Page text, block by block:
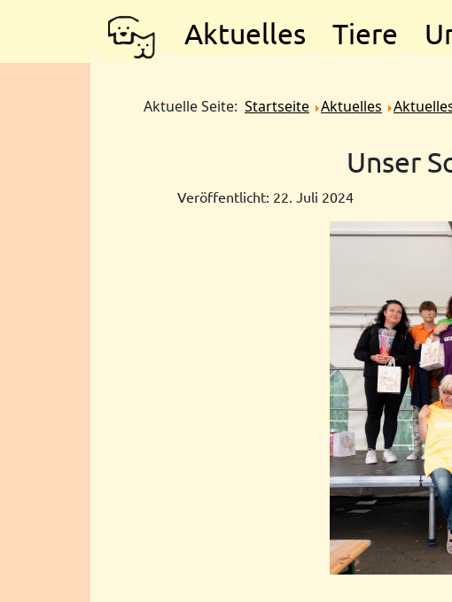
Aktuelles Tiere
Aktuelle Seite: Startseite Aktuelles
Unser
Veröffentlicht: 22. Juli 2024